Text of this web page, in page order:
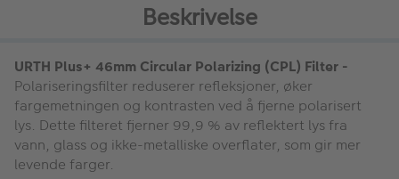
Beskrivelse
URTH Plus+ 46mm Circular Polarizing (CPL) Filter -
Polariseringsfilter reduserer refleksjoner, øker
fargemetningen og kontrasten ved å fjerne polarisert
lys. Dette filteret fjerner 99,9 % av reflektert lys fra
vann, glass og ikke-metalliske overflater, som gir mer
levende farger.